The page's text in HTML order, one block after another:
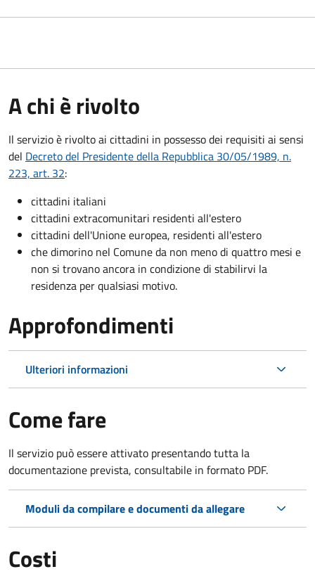
A chi è rivolto
Il servizio è rivolto ai cittadini in possesso dei requisiti ai sensi
del Decreto del Presidente della Repubblica 30/05/1989, n.
223, art. 32:
cittadini italiani
cittadini extracomunitari residenti all'estero
cittadini dell'Unione europea, residenti all'estero
che dimorino nel Comune da non meno di quattro mesi e
non si trovano ancora in condizione di stabilirvi la
residenza per qualsiasi motivo.
Approfondimenti
Ulteriori informazioni
Come fare
Il servizio può essere attivato presentando tutta la
documentazione prevista, consultabile in formato PDF.
Moduli da compilare e documenti da allegare
Costi